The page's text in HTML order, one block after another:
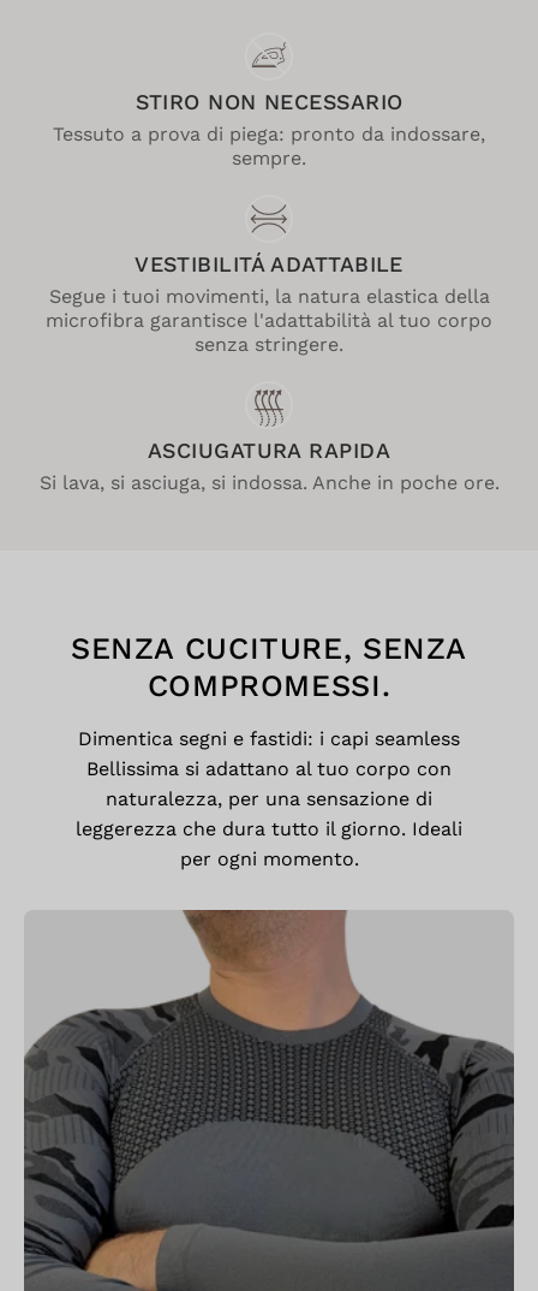
STIRO NON NECESSARIO
Tessuto a prova di piega: pronto da indossare,
sempre.
VESTIBILITÁ ADATTABILE
Segue i tuoi movimenti, la natura elastica della
microfibra garantisce l'adattabilità al tuo corpo
senza stringere.
ASCIUGATURA RAPIDA
Si lava, si asciuga, si indossa. Anche in poche ore.
SENZA CUCITURE, SENZA
COMPROMESSI.
Dimentica segni e fastidi: i capi seamless
Bellissima si adattano al tuo corpo con
naturalezza, per una sensazione di
leggerezza che dura tutto il giorno. Ideali
per ogni momento.